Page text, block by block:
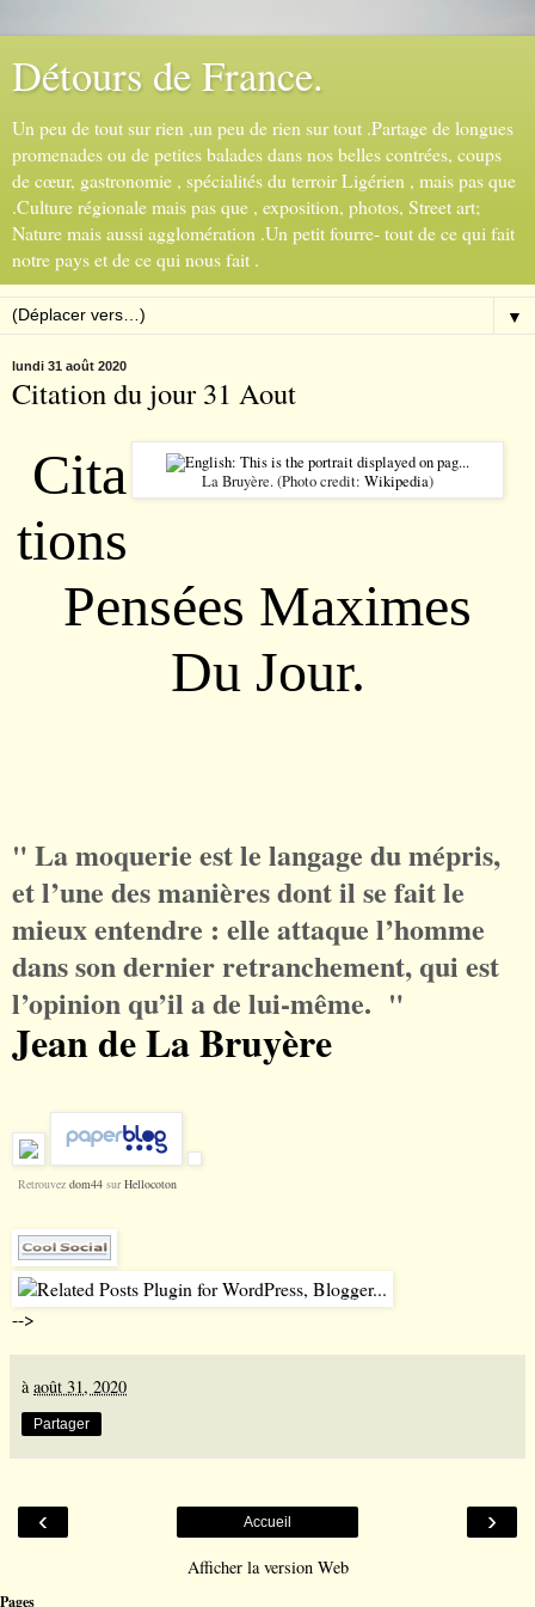
Détours de France.
Un peu de tout sur rien ,un peu de rien sur tout .Partage de longues
promenades ou de petites balades dans nos belles contrées, coups
de cœur, gastronomie , spécialités du terroir Ligérien , mais pas que
.Culture régionale mais pas que , exposition, photos, Street art;
Nature mais aussi agglomération .Un petit fourre- tout de ce qui fait
notre pays et de ce qui nous fait .
▼
lundi 31 août 2020
Citation du jour 31 Aout
La Bruyère. (Photo credit:Wikipedia)
Cita
tions
Pensées Maximes
Du Jour.
" Lamoquerie est le langage dumépris,
et l’une desmanièresdont il se faitle
mieuxentendre : elle attaque l’homme
dans sondernierretranchement, qui est
l’opinion qu’il a de lui-même. "
Jean de La Bruyère
Retrouvez dom44 sur Hellocoton
-->
à août 31, 2020
Partager
‹ ›
Accueil
Afficher la version Web
Pages